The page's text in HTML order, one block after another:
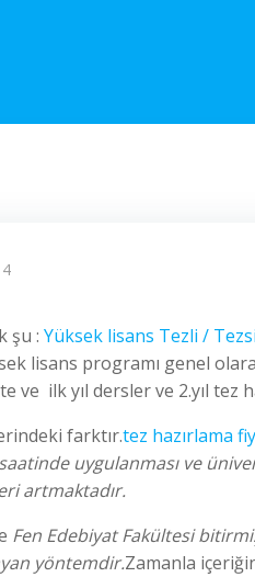
şu : Yüksek lisans Tezli /
lisans programı genel
ve ilk yıl dersler ve 2.yıl tez
farktır.tez hazırlama
uygulanması ve
artmaktadır.
Fen Edebiyat Fakültesi bitirmi
yöntemdir.Zamanla